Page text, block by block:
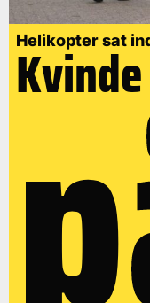
Helikopter sat